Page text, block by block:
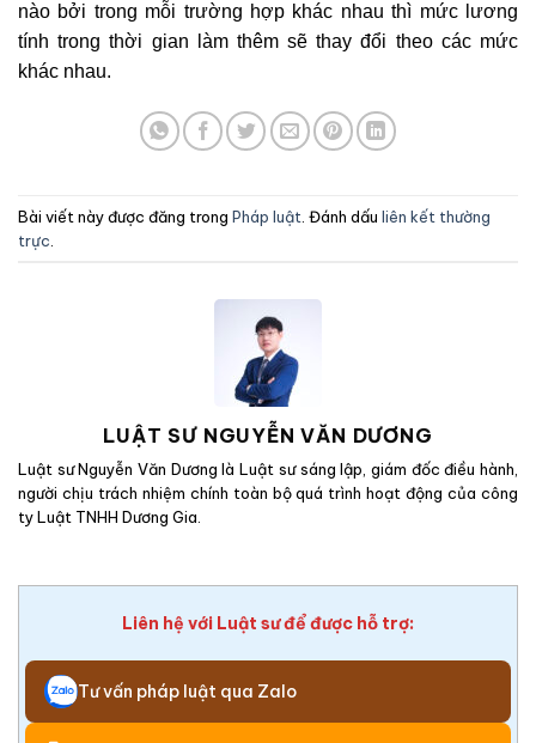
nào bởi trong mỗi trường hợp khác nhau thì mức lương
tính trong thời gian làm thêm sẽ thay đổi theo các mức
khác nhau.
Bài viết này được đăng trong Pháp luật . Đánh dấu liên kết thường
trực
LUẬT SƯ NGUYỄN VĂN DƯƠNG
Luật sư Nguyễn Văn Dương là Luật sư sáng lập, giám đốc điều hành,
người chịu trách nhiệm chính toàn bộ quá trình hoạt động của công
ty Luật TNHH Dương Gia.
Liên hệ với Luật sư để được hỗ trợ:
Tư vấn pháp luật qua Zalo